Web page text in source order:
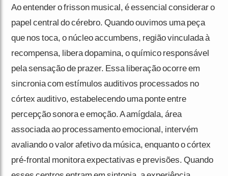
Ao entender o frisson musical, é essencial considerar o
papel central do cérebro. Quando ouvimos uma peça
que nos toca, o núcleo accumbens, região vinculada à
recompensa, libera dopamina, o químico responsável
pela sensação de prazer. Essa liberação ocorre em
sincronia com estímulos auditivos processados no
córtex auditivo, estabelecendo uma ponte entre
percepção sonora e emoção. A amígdala, área
associada ao processamento emocional, intervém
avaliando o valor afetivo da música, enquanto o córtex
pré-frontal monitora expectativas e previsões. Quando